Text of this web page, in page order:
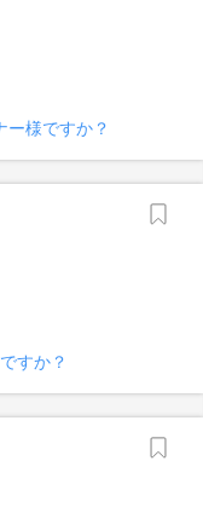
様ですか？
すか？